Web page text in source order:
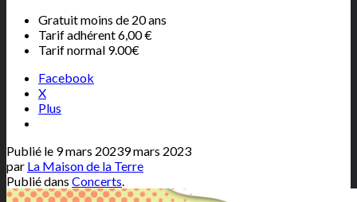
Gratuit moins de 20 ans
Tarif adhérent 6,00 €
Tarif normal 9.00€
Facebook
X
Plus
Publié le 9 mars 20239 mars 2023
par La Maison de la Terre
Publié dans Concerts.